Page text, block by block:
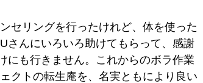
セリングを行ったけれど、体を使った
さんにいろいろ助けてもらって、感謝
にも行きません。これからのボラ作業
クトの転生庵を、名実ともにより良い